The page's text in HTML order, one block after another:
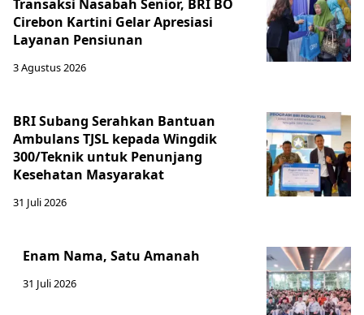
Transaksi Nasabah Senior, BRI BO
Cirebon Kartini Gelar Apresiasi
Layanan Pensiunan
3 Agustus 2026
BRI Subang Serahkan Bantuan
Ambulans TJSL kepada Wingdik
300/Teknik untuk Penunjang
Kesehatan Masyarakat ​
31 Juli 2026
Enam Nama, Satu Amanah
31 Juli 2026